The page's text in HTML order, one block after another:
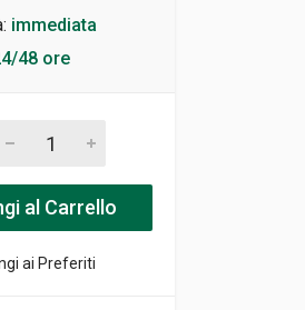
immediata
48 ore
al Carrello
ai Preferiti